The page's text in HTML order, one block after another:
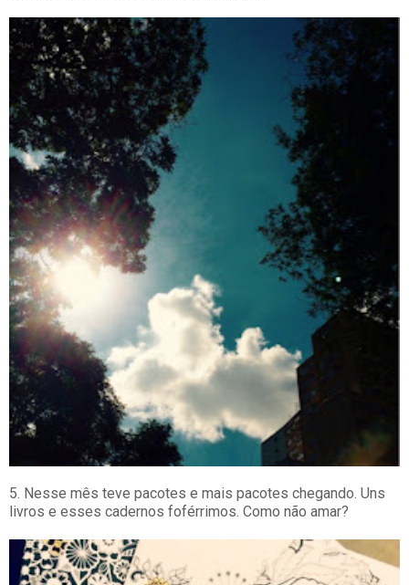
5. Nesse mês teve pacotes e mais pacotes chegando. Uns
livros e esses cadernos foférrimos. Como não amar?